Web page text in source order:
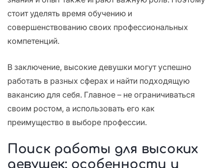
стоит уделять время обучению и
совершенствованию своих профессиональных
компетенций.
В заключение, высокие девушки могут успешно
работать в разных сферах и найти подходящую
вакансию для себя. Главное – не ограничиваться
своим ростом, а использовать его как
преимущество в выборе профессии.
Поиск работы для высоких
девушек: особенности и